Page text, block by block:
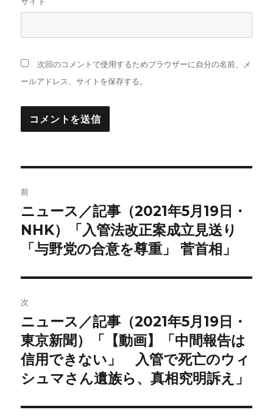
次回のコメントで使用するためブラウザーに自分の名前、メ
ールアドレス、サイトを保存する。
稿
ナ
ビ
ゲ
ー
シ
ョ
ン
前
前
の
投
ニュース／記事（2021年5月19日・
NHK）「入管法改正案成立見送り
「与野党の合意を尊重」 菅首相」
次
次
の
投
稿:
ニュース／記事（2021年5月19日・
東京新聞）「【動画】「中間報告は
信用できない」 入管で死亡のウィ
シュマさん遺族ら、真相究明訴え」